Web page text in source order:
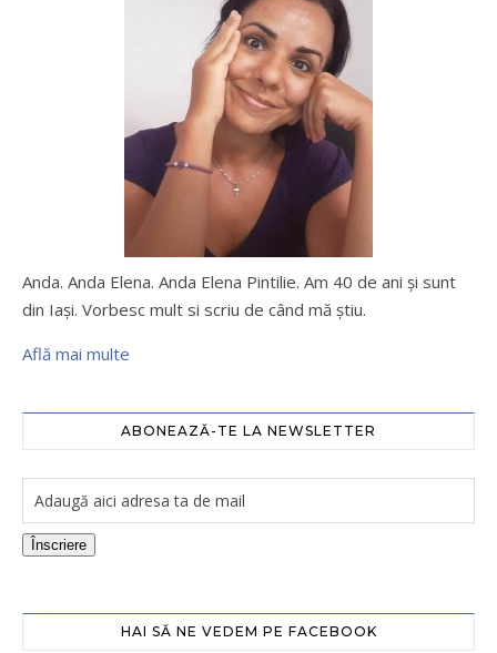
Anda. Anda Elena. Anda Elena Pintilie. Am 40 de ani şi sunt
din Iaşi. Vorbesc mult si scriu de când mă ştiu.
Află mai multe
ABONEAZĂ-TE LA NEWSLETTER
Înscriere
HAI SĂ NE VEDEM PE FACEBOOK